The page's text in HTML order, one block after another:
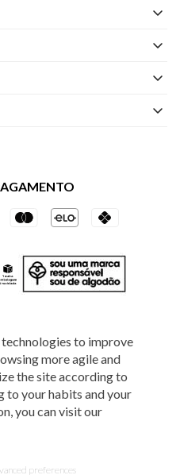
to improve
more agile and
the site according to
to your habits and your
you can visit our
preferences
reservados - A loja Estoque reserva-
como: preços, promoções e
Veste S.A Estilo. Rua Othão, 405, Vila